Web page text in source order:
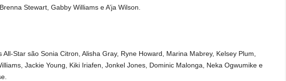
Stewart, Gabby Williams e A’ja Wilson.
All-Star são Sonia Citron, Alisha Gray, Ryne Howard, Marina Mabrey, Kelsey Plum,
Jackie Young, Kiki Iriafen, Jonkel Jones, Dominic Malonga, Neka Ogwumike e